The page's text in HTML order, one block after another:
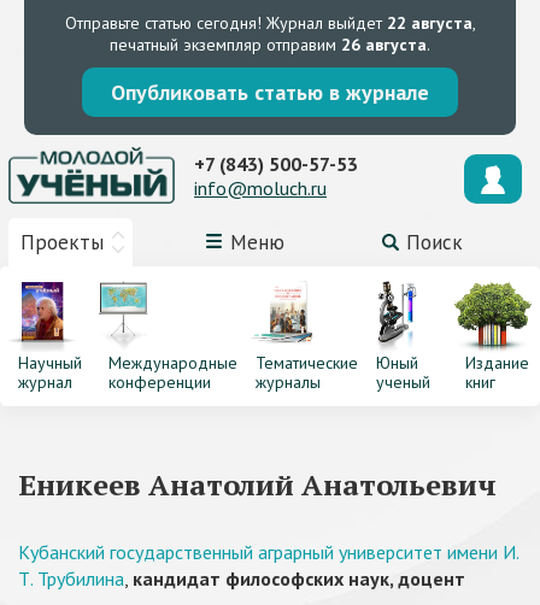
Отправьте статью сегодня! Журнал выйдет 22 августа,
печатный экземпляр отправим 26 августа.
Опубликовать статью в журнале
Проекты Меню Поиск
+7 (843) 500-57-53
info@moluch.ru
Научный
журнал
Международные
конференции
Тематические
журналы
Юный
ученый
Издание
книг
Еникеев Анатолий Анатольевич
Кубанский государственный аграрный университет имени И.
Т. Трубилина, кандидат философских наук, доцент